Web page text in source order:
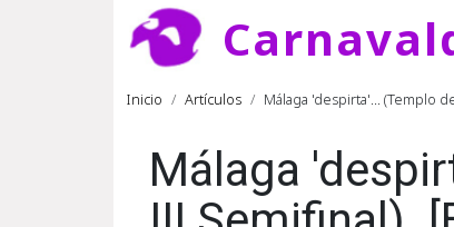
Pasar al contenido principal
Ruta de navegación
Inicio Artículos Málaga 'despirta'... (Templo
Málaga